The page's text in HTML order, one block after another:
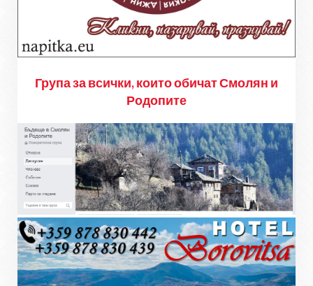
Група за всички, които обичат Смолян и
Родопите